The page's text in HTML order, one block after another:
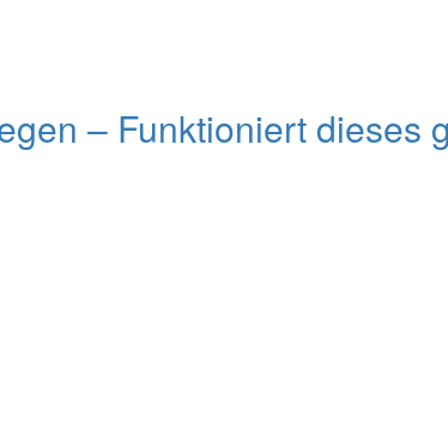
– Funktioniert dieses